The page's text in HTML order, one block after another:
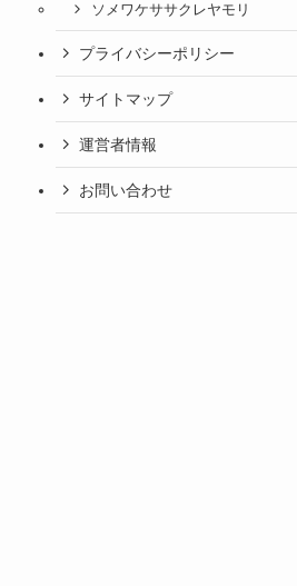
ソメワケササクレヤモリ
プライバシーポリシー
サイトマップ
運営者情報
お問い合わせ